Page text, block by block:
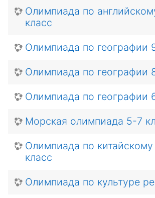
Олимпиада по
класс
Олимпиада по географии
Олимпиада по географии
Олимпиада по географии
Морская олимпиада 5-7
Олимпиада по
класс
Олимпиада по культуре